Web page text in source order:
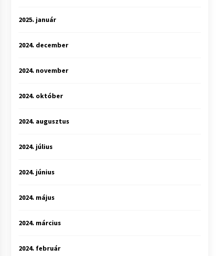
2025. január
2024. december
2024. november
2024. október
2024. augusztus
2024. július
2024. június
2024. május
2024. március
2024. február